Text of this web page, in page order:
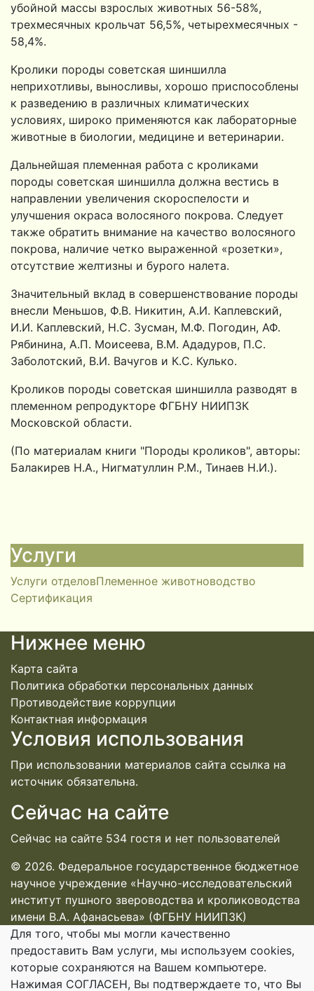
Услуги
Услуги отделовПлеменное животноводство
Сертификация
убойной массы взрослых животных 56-58%,
трехмесячных крольчат 56,5%, четырехмесячных -
58,4%.
Кролики породы советская шиншилла
неприхотливы, вынос­ливы, хорошо приспособлены
к разведению в различных клима­тических
условиях, широко применяются как лабораторные
жи­вотные в биологии, медицине и ветеринарии.
Дальнейшая племенная работа с кроликами
породы совет­ская шиншилла должна вестись в
направлении увеличения ско­роспелости и
улучшения окраса волосяного покрова. Следует
также обратить внимание на качество волосяного
покрова, на­личие четко выраженной «розетки»,
отсутствие желтизны и бу­рого налета.
Значительный вклад в совершенствование породы
внесли Меньшов, Ф.В. Никитин, А.И. Каплевский,
И.И. Каплевский, Н.С. Зусман, М.Ф. Погодин, АФ.
Рябинина, А.П. Моисеева, В.М. Ададуров, П.С.
Заболотский, В.И. Вачугов и К.С. Кулько.
Кроликов породы советская шиншилла разводят в
племенном репродукторе ФГБНУ НИИПЗК
Московской области.
(По материалам книги "Породы кроликов", авторы:
Балакирев Н.А., Нигматуллин Р.М., Тинаев Н.И.).
Нижнее меню
Карта сайта
Политика обработки персональных данных
Противодействие коррупции
Контактная информация
Условия использования
При использовании материалов сайта ссылка на
источник обязательна.
Сейчас на сайте
Сейчас на сайте 534 гостя и нет пользователей
© 2026. Федеральное государственное бюджетное
научное учреждение «Научно-исследовательский
институт пушного звероводства и кролиководства
имени В.А. Афанасьева» (ФГБНУ НИИПЗК)
Для того, чтобы мы могли качественно
предоставить Вам услуги, мы используем cookies,
которые сохраняются на Вашем компьютере.
Нажимая СОГЛАСЕН, Вы подтверждаете то, что Вы